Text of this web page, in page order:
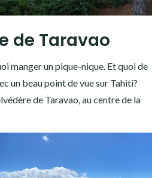
de Taravao
manger un pique-nique. Et quoi de
un beau point de vue sur Tahiti?
de Taravao, au centre de la